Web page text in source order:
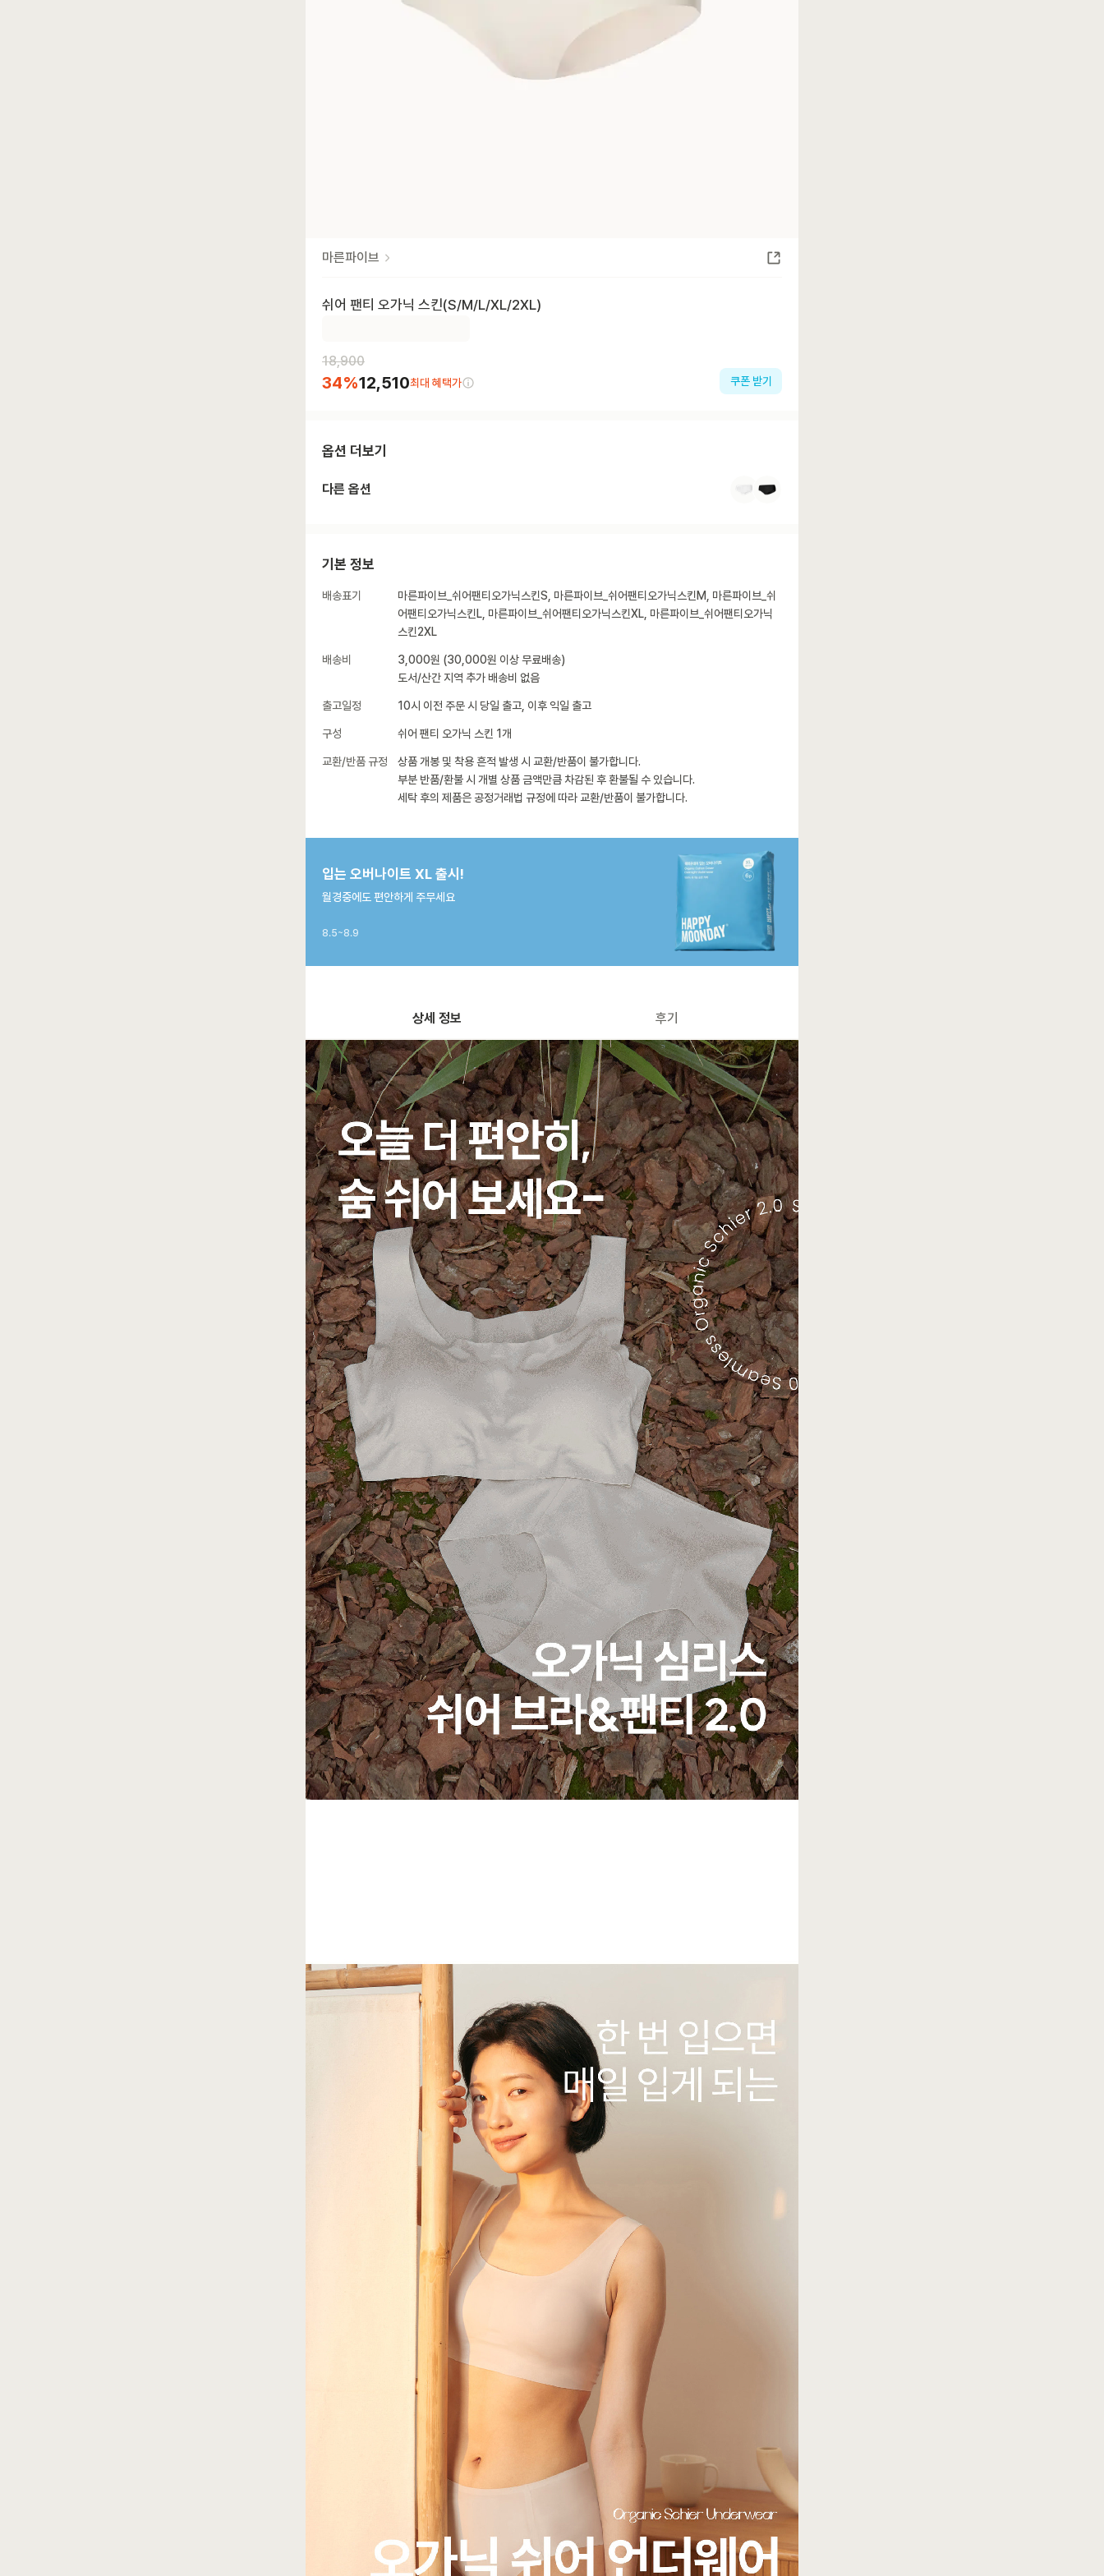
마른파이브
쉬어 팬티 오가닉 스킨(S/M/L/XL/2XL)
18,900
34%12,510최대 혜택가 쿠폰 받기
옵션 더보기
다른 옵션
기본 정보
배송표기
마른파이브_쉬어팬티오가닉스킨S, 마른파이브_쉬어팬티오가닉스킨M, 마른파이브_쉬
어팬티오가닉스킨L, 마른파이브_쉬어팬티오가닉스킨XL, 마른파이브_쉬어팬티오가닉
스킨2XL
배송비
3,000원 (30,000원 이상 무료배송)
도서/산간 지역 추가 배송비 없음
출고일정 10시 이전 주문 시 당일 출고, 이후 익일 출고
구성 쉬어 팬티 오가닉 스킨 1개
교환/반품 규정
상품 개봉 및 착용 흔적 발생 시 교환/반품이 불가합니다.
부분 반품/환불 시 개별 상품 금액만큼 차감된 후 환불될 수 있습니다.
세탁 후의 제품은 공정거래법 규정에 따라 교환/반품이 불가합니다.
입는 오버나이트 XL 출시!
월경중에도 편안하게 주무세요
8.5~8.9
상세 정보 후기